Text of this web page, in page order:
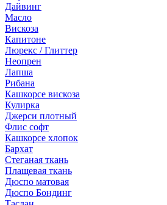
Дайвинг
Масло
Вискоза
Капитоне
Люрекс / Глиттер
Неопрен
Лапша
Рибана
Кашкорсе вискоза
Кулирка
Джерси плотный
Флис софт
Кашкорсе хлопок
Бархат
Стеганая ткань
Плащевая ткань
Дюспо матовая
Дюспо Бондинг